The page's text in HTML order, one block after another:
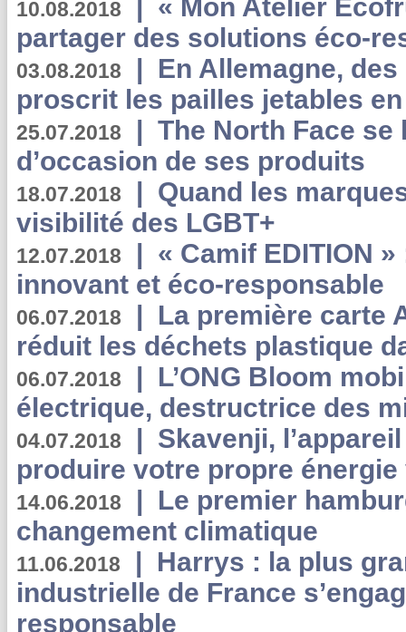
10.08.2018 | « Mon Atelier
partager des solutions éco-
03.08.2018 | En Allemagne,
proscrit les pailles jetables
25.07.2018 | The North Face se
d’occasion de ses produits
18.07.2018 | Quand les
visibilité des LGBT+
12.07.2018 | « Camif EDITION
innovant et éco-responsable
06.07.2018 | La première carte
réduit les déchets plastique
06.07.2018 | L’ONG Bloom
électrique, destructrice des
04.07.2018 | Skavenji,
produire votre propre
14.06.2018 | Le premier
changement climatique
11.06.2018 | Harrys : la plus
industrielle de France
responsable